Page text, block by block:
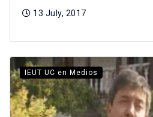
13 July, 2017
IEUT UC en Medios